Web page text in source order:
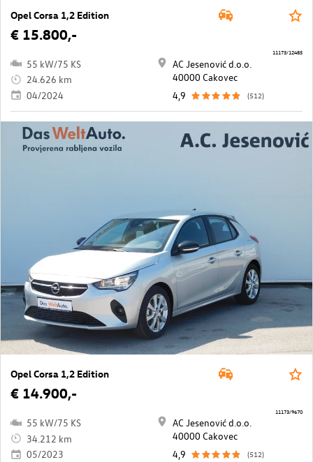
Opel Corsa 1,2 Edition
€ 15.800,-
55 kW/75 KS
24.626 km
04/2024
AC Jesenović d.o.o.
40000 Cakovec
4,9
(512)
11173/12485
Opel Corsa 1,2 Edition
€ 14.900,-
55 kW/75 KS
34.212 km
05/2023
AC Jesenović d.o.o.
40000 Cakovec
4,9
(512)
11173/9670